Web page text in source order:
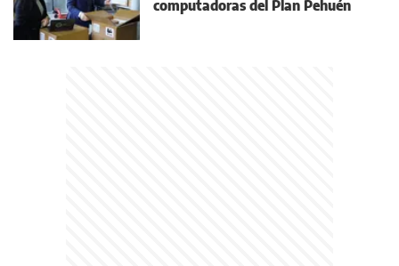
computadoras del Plan Pehuén